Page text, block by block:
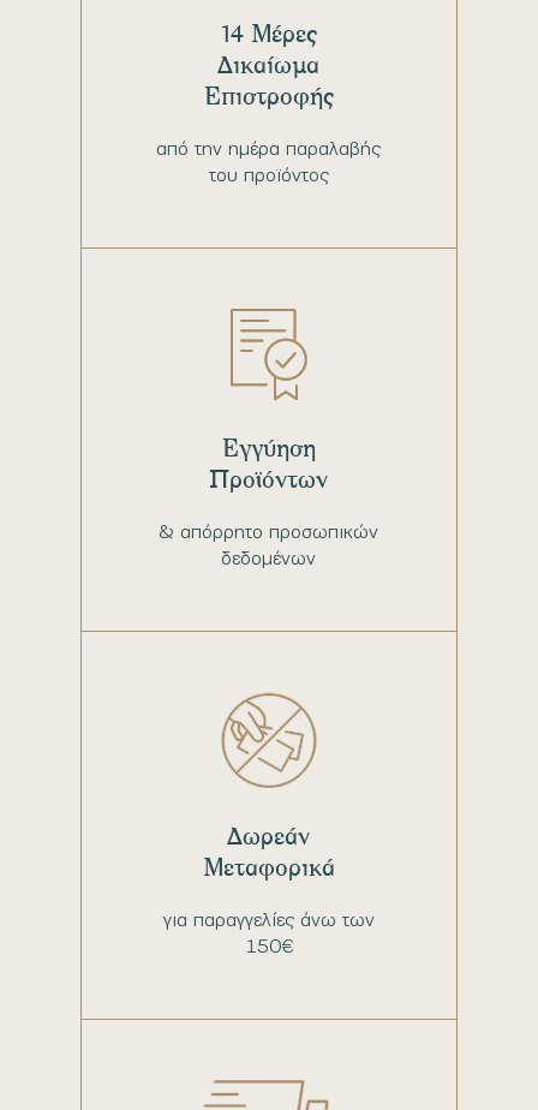
από την ημέρα παραλαβής
του προϊόντος
14 Μέρες
Δικαίωμα
Επιστροφής
& απόρρητο προσωπικών
δεδομένων
Εγγύηση
Προϊόντων
για παραγγελίες άνω των
150€
Δωρεάν
Μεταφορικά